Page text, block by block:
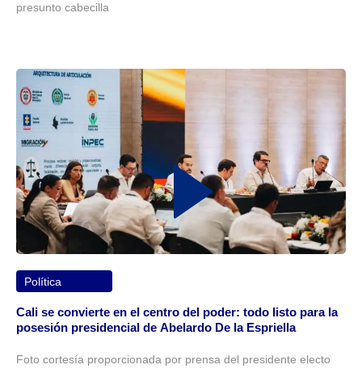
presunto cabecilla
Política
Cali se convierte en el centro del poder: todo listo para la
posesión presidencial de Abelardo De la Espriella
Foto cortesía proporcionada por prensa del presidente electo